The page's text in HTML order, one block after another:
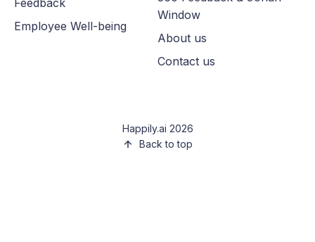
Employee Well-being
Window
About us
Contact us
Happily.ai 2026
Back to top